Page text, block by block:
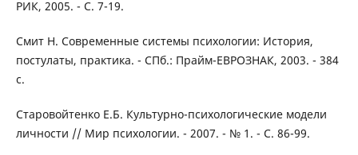
РИК, 2005. - С. 7-19.
Смит Н. Современные системы психологии: История,
постулаты, практика. - СПб.: Прайм-ЕВРОЗНАК, 2003. - 384
с.
Старовойтенко Е.Б. Культурно-психологические модели
личности // Мир психологии. - 2007. - № 1. - С. 86-99.